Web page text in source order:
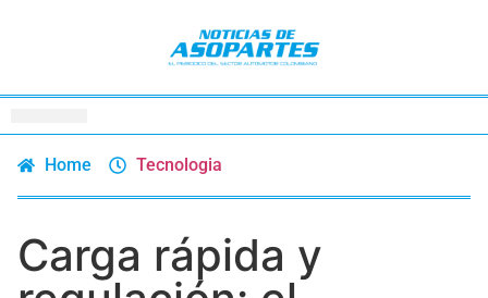
Home Tecnologia
Carga rápida y